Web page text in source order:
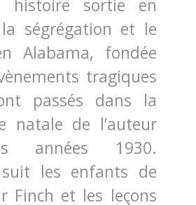
histoire sortie en
ségrégation et le
Alabama, fondée
tragiques
passés dans la
natale de l’auteur
années 1930.
suit les enfants de
Finch et les leçons